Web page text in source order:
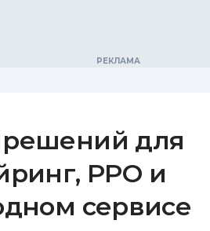
решений для
РРО и
сервисе